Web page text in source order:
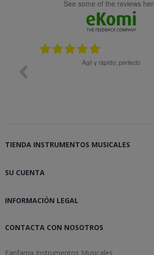
see some of the reviews
Ágil y rápido; perfecto
TIENDA INSTRUMENTOS MUSICALES
SU CUENTA
INFORMACIÓN LEGAL
CONTACTA CON NOSOTROS
Fanfarria Instrumentos Musicales